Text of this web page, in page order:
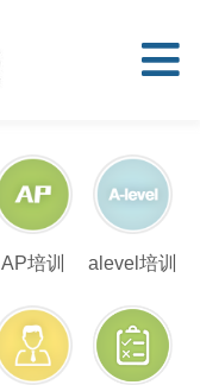
AP培训 alevel培训